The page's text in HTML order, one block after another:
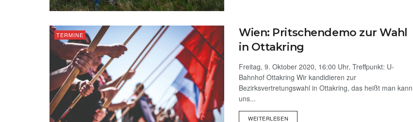
TERMINE
Wien: Pritschendemo zur Wahl
in Ottakring
Freitag, 9. Oktober 2020, 16:00 Uhr, Treffpunkt: U-
Bahnhof Ottakring Wir kandidieren zur
Bezirksvertretungswahl in Ottakring, das heißt man kann
uns...
WEITERLESEN